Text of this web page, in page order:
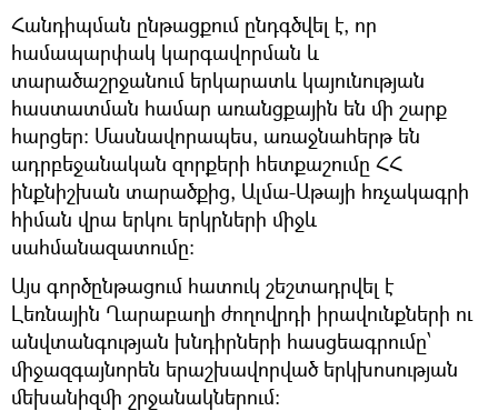
Հանդիպման ընթացքում ընդգծվել է, որ
համապարփակ կարգավորման և
տարածաշրջանում երկարատև կայունության
հաստատման համար առանցքային են մի շարք
հարցեր։ Մասնավորապես, առաջնահերթ են
ադրբեջանական զորքերի հետքաշումը ՀՀ
ինքնիշխան տարածքից, Ալմա-Աթայի հռչակագրի
հիման վրա երկու երկրների միջև
սահմանազատումը։
Այս գործընթացում հատուկ շեշտադրվել է
Լեռնային Ղարաբաղի ժողովրդի իրավունքների ու
անվտանգության խնդիրների հասցեագրումը՝
միջազգայնորեն երաշխավորված երկխոսության
մեխանիզմի շրջանակներում: